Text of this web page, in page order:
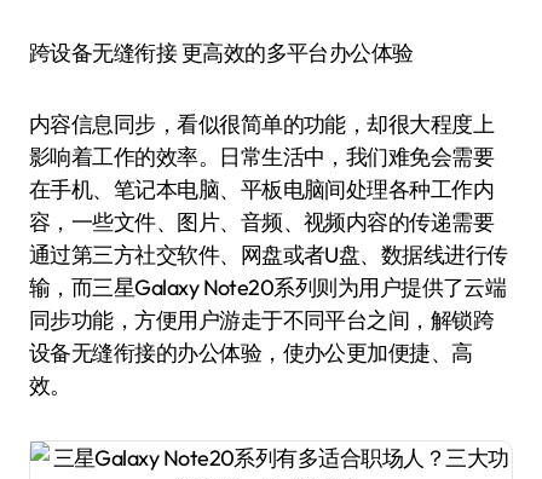
跨设备无缝衔接 更高效的多平台办公体验
内容信息同步，看似很简单的功能，却很大程度上
影响着工作的效率。日常生活中，我们难免会需要
在手机、笔记本电脑、平板电脑间处理各种工作内
容，一些文件、图片、音频、视频内容的传递需要
通过第三方社交软件、网盘或者U盘、数据线进行传
输，而三星Galaxy Note20系列则为用户提供了云端
同步功能，方便用户游走于不同平台之间，解锁跨
设备无缝衔接的办公体验，使办公更加便捷、高
效。